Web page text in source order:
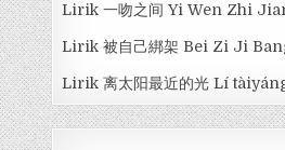
Lirik 一吻之间 Yi Wen Zhi
Lirik 被自己綁架 Bei Zi Ji
Lirik 离太阳最近的光 Lí